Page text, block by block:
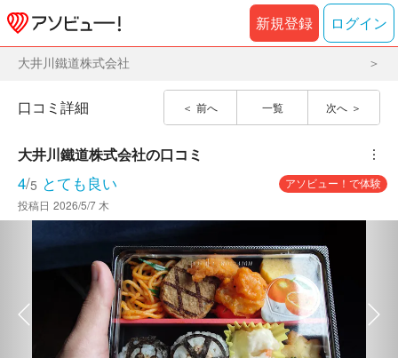
新規登録 ログイン
大井川鐵道株式会社
前へ 一覧 次へ
口コミ詳細
大井川鐵道株式会社の口コミ ︙
4/5 とても良い
アソビュー！で体験
投稿日 2026/5/7 木